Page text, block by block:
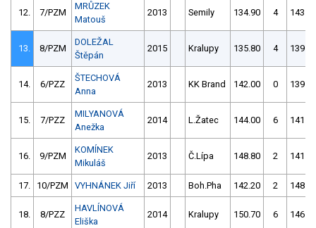
12. 7/PZM
MRŮZEK
Matouš
2013 Semily 134.90 4 143.40
13. 8/PZM
DOLEŽAL
Štěpán
2015 Kralupy 135.80 4 139.80
14. 6/PZZ
ŠTECHOVÁ
Anna
2013 KK Brand 142.00 0 139.00
15. 7/PZZ
MILYANOVÁ
Anežka
2014 L.Žatec 144.00 6 141.40
16. 9/PZM
KOMÍNEK
Mikuláš
2013 Č.Lípa 148.80 2 141.50
17. 10/PZM VYHNÁNEK Jiří 2013 Boh.Pha 142.20 2 148.00
18. 8/PZZ
HAVLÍNOVÁ
Eliška
2014 Kralupy 150.70 6 146.00